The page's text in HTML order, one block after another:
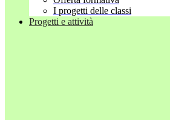
I progetti delle classi
Progetti e attività